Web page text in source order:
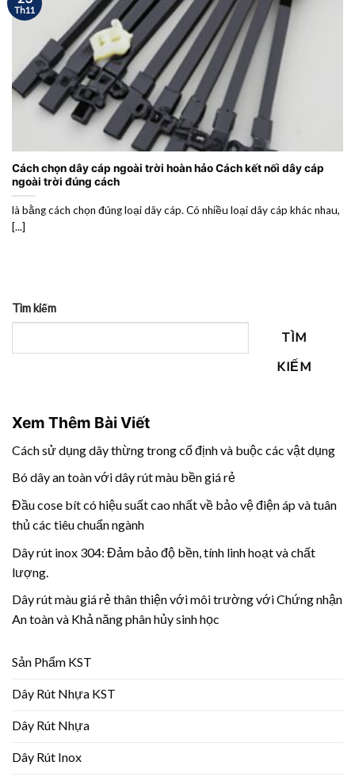
Cách chọn dây cáp ngoài trời hoàn hảo Cách kết nối dây cáp
ngoài trời đúng cách
là bằng cách chọn đúng loại dây cáp. Có nhiều loại dây cáp khác nhau,
[...]
Th11
Tìm kiếm
TÌM
KIẾM
Xem Thêm Bài Viết
Cách sử dụng dây thừng trong cố định và buộc các vật dụng
Bó dây an toàn với dây rút màu bền giá rẻ
Đầu cose bít có hiệu suất cao nhất về bảo vệ điện áp và tuân
thủ các tiêu chuẩn ngành
Dây rút inox 304: Đảm bảo độ bền, tính linh hoạt và chất
lượng.
Dây rút màu giá rẻ thân thiện với môi trường với Chứng nhận
An toàn và Khả năng phân hủy sinh học
Sản Phẩm KST
Dây Rút Nhựa KST
Dây Rút Nhựa
Dây Rút Inox